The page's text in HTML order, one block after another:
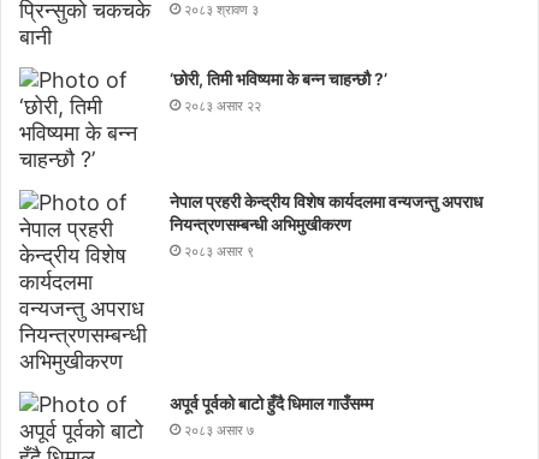
२०८३ श्रावण ३
‘छोरी, तिमी भविष्यमा के बन्न चाहन्छौ ?’
२०८३ असार २२
नेपाल प्रहरी केन्द्रीय विशेष कार्यदलमा वन्यजन्तु अपराध
नियन्त्रणसम्बन्धी अभिमुखीकरण
२०८३ असार ९
अपूर्व पूर्वको बाटो हुँदै धिमाल गाउँसम्म
२०८३ असार ७